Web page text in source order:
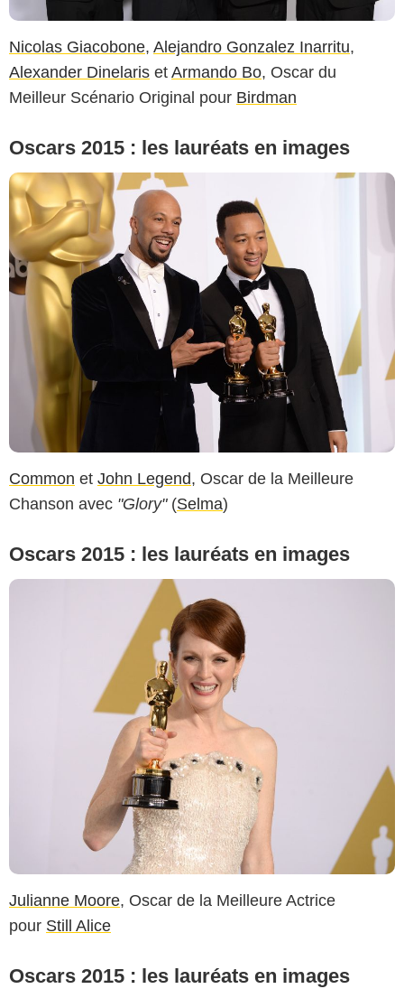
Nicolas Giacobone, Alejandro Gonzalez Inarritu,
Alexander Dinelaris et Armando Bo, Oscar du
Meilleur Scénario Original pour Birdman
Oscars 2015 : les lauréats en images
Common et John Legend, Oscar de la Meilleure
Chanson avec "Glory"(Selma)
Oscars 2015 : les lauréats en images
Julianne Moore, Oscar de la Meilleure Actrice
pour Still Alice
Oscars 2015 : les lauréats en images